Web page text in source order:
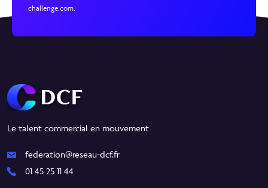
challenge.com.
Le talent commercial en mouvement
federation@reseau-dcf.fr
01 45 25 11 44